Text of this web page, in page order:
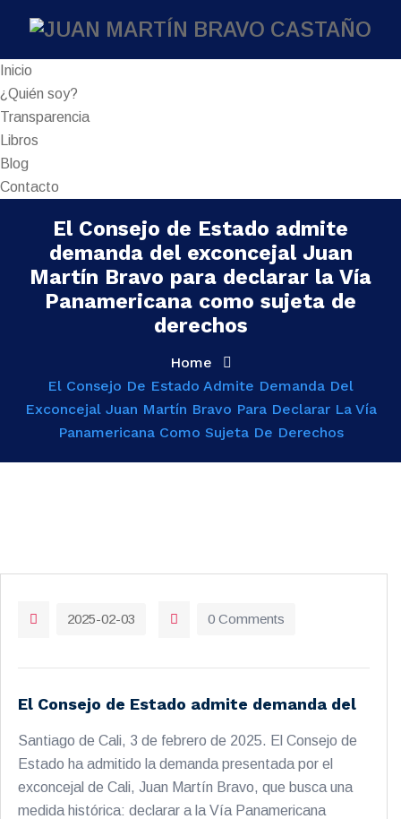
Inicio
¿Quién soy?
Transparencia
Libros
Blog
Contacto
El Consejo de Estado admite
demanda del exconcejal Juan
Martín Bravo para declarar la Vía
Panamericana como sujeta de
derechos
Home
El Consejo De Estado Admite Demanda Del
Exconcejal Juan Martín Bravo Para Declarar La Vía
Panamericana Como Sujeta De Derechos
2025-02-03 0 Comments
El Consejo de Estado admite demanda del
Santiago de Cali, 3 de febrero de 2025. El Consejo de
Estado ha admitido la demanda presentada por el
exconcejal de Cali, Juan Martín Bravo, que busca una
medida histórica: declarar a la Vía Panamericana